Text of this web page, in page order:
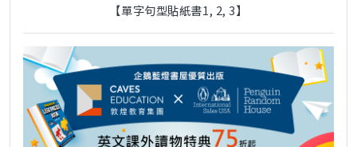
【單字句型貼紙書1, 2, 3】